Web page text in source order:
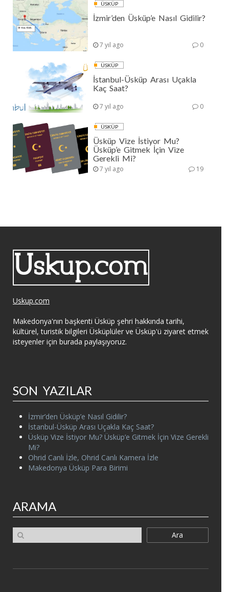
ÜSKÜP
İzmir’den Üsküp’e Nasıl Gidilir?
7 yıl ago 0
ÜSKÜP
İstanbul-Üsküp Arası Uçakla
Kaç Saat?
7 yıl ago 0
ÜSKÜP
Üsküp Vize İstiyor Mu?
Üsküp’e Gitmek İçin Vize
Gerekli Mi?
7 yıl ago 19
Uskup.com
Makedonya'nın başkenti Üsküp şehri hakkında tarihi,
kültürel, turistik bilgileri Üsküplüler ve Üsküp'ü ziyaret etmek
isteyenler için burada paylaşıyoruz.
SON YAZILAR
İzmir’den Üsküp’e Nasıl Gidilir?
İstanbul-Üsküp Arası Uçakla Kaç Saat?
Üsküp Vize İstiyor Mu? Üsküp’e Gitmek İçin Vize Gerekli
Mi?
Ohrid Canlı İzle, Ohrid Canlı Kamera İzle
Makedonya Üsküp Para Birimi
ARAMA
Ara